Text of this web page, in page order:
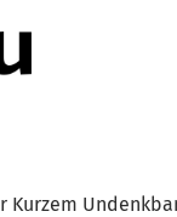
Kurzem